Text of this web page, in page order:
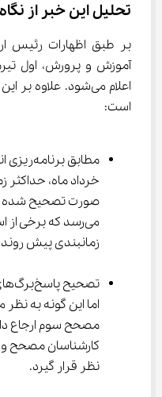
تحلیل این خبر از
بر طبق اظهارات رئیس
آموزش و پرورش، اول
اعلام می‌شود.
است:
صورت تصحیح شده
زمانبندی پیش
مصحح سوم ارجاع
کارشناسان مصحح و
نظر قرار گیرد.